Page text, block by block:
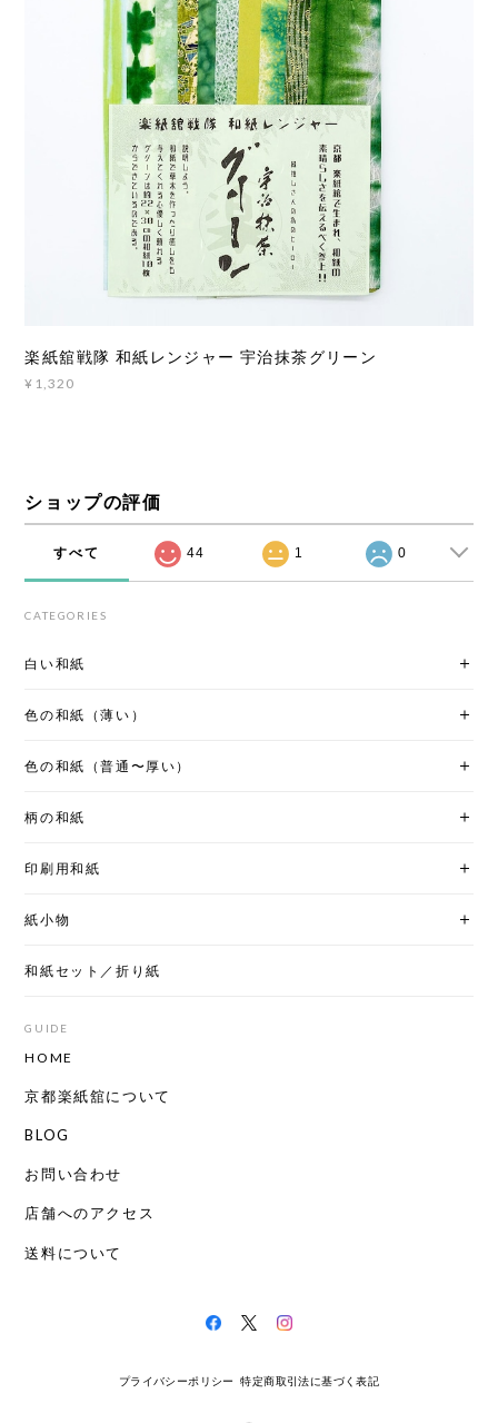
楽紙舘戦隊 和紙レンジャー 宇治抹茶グリーン
¥1,320
ショップの評価
すべて 44 1 0
CATEGORIES
白い和紙
色の和紙（薄い）
色の和紙（普通〜厚い）
柄の和紙
印刷用和紙
紙小物
和紙セット／折り紙
GUIDE
HOME
京都楽紙舘について
BLOG
お問い合わせ
店舗へのアクセス
送料について
プライバシーポリシー 特定商取引法に基づく表記